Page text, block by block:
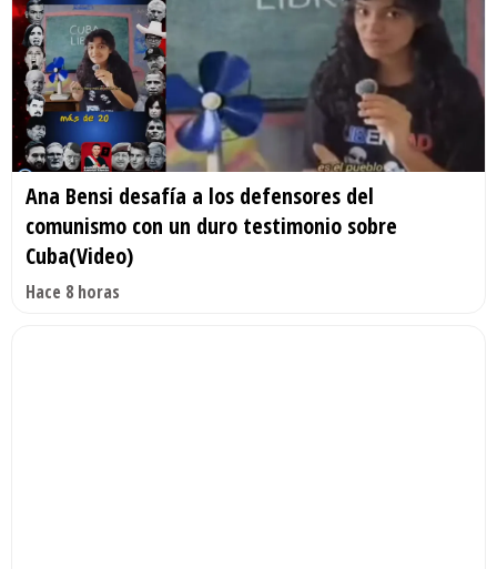
Ana Bensi desafía a los defensores del
comunismo con un duro testimonio sobre
Cuba(Video)
Hace 8 horas